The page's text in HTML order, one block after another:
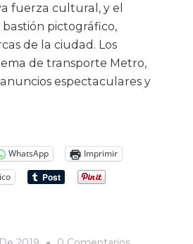
fuerza cultural, y el
pictográfico,
de la ciudad. Los
de transporte Metro,
anuncios espectaculares y
WhatsApp
Imprimir